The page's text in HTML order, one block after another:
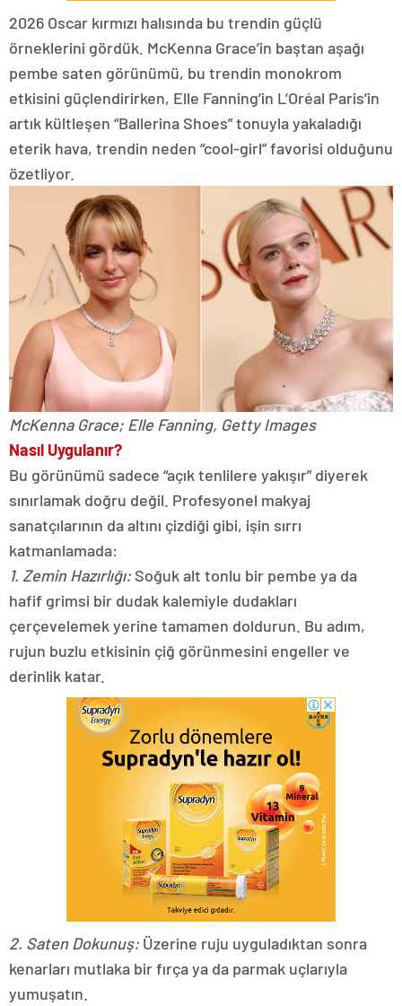
2026 Oscar kırmızı halısında bu trendin güçlü
örneklerini gördük. McKenna Grace’in baştan aşağı
pembe saten görünümü, bu trendin monokrom
etkisini güçlendirirken, Elle Fanning’in L’Oréal Paris’in
artık kültleşen “Ballerina Shoes” tonuyla yakaladığı
eterik hava, trendin neden “cool-girl” favorisi olduğunu
özetliyor.
McKenna Grace; Elle Fanning, Getty Images
Nasıl Uygulanır?
Bu görünümü sadece “açık tenlilere yakışır” diyerek
sınırlamak doğru değil. Profesyonel makyaj
sanatçılarının da altını çizdiği gibi, işin sırrı
katmanlamada:
1. Zemin Hazırlığı: Soğuk alt tonlu bir pembe ya da
hafif grimsi bir dudak kalemiyle dudakları
çerçevelemek yerine tamamen doldurun. Bu adım,
rujun buzlu etkisinin çiğ görünmesini engeller ve
derinlik katar.
2. Saten Dokunuş: Üzerine ruju uyguladıktan sonra
kenarları mutlaka bir fırça ya da parmak uçlarıyla
yumuşatın.